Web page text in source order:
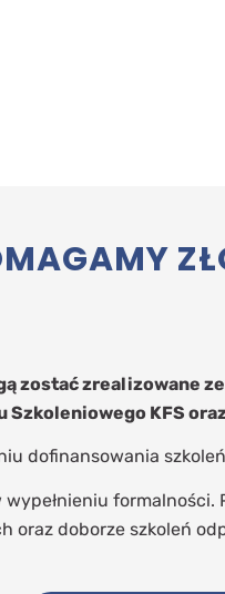
zostać zrealizowane
Szkoleniowego KFS
dofinansowania
formalności.
oraz doborze szkoleń